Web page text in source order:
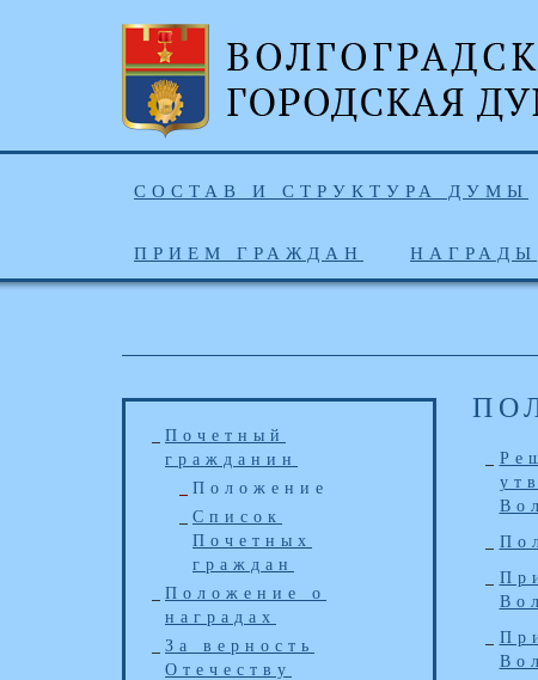
СОСТАВ И СТРУКТУРА ДУМЫ
ПРИЕМ ГРАЖДАН НАГРАДЫ
Почетный
гражданин
Положение
Список
Почетных
граждан
Положение о
наградах
За верность
Отечеству